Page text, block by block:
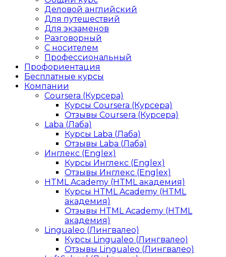
Деловой английский
Для путешествий
Для экзаменов
Разговорный
С носителем
Профессиональный
Профориентация
Бесплатные курсы
Компании
Coursera (Курсера)
Курсы Coursera (Курсера)
Отзывы Coursera (Курсера)
Laba (Лаба)
Курсы Laba (Лаба)
Отзывы Laba (Лаба)
Инглекс (Englex)
Курсы Инглекс (Englex)
Отзывы Инглекс (Englex)
HTML Academy (HTML академия)
Курсы HTML Academy (HTML
академия)
Отзывы HTML Academy (HTML
академия)
Lingualeo (Лингвалео)
Курсы Lingualeo (Лингвалео)
Отзывы Lingualeo (Лингвалео)